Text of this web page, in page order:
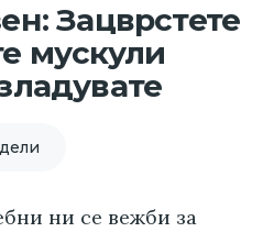
Зацврстете
мускули
ни се вежби за